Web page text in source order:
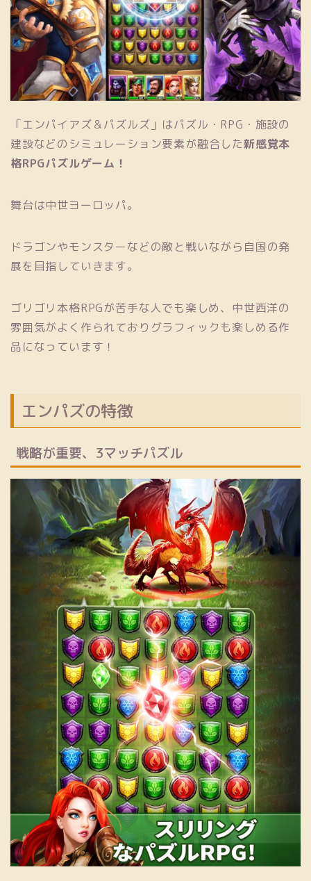
「エンパイアズ＆パズルズ」はパズル・RPG・施設の
建設などのシミュレーション要素が融合した新感覚本
格RPGパズルゲーム！
舞台は中世ヨーロッパ。
ドラゴンやモンスターなどの敵と戦いながら自国の発
展を目指していきます。
ゴリゴリ本格RPGが苦手な人でも楽しめ、中世西洋の
雰囲気がよく作られておりグラフィックも楽しめる作
品になっています！
エンパズの特徴
戦略が重要、3マッチパズル